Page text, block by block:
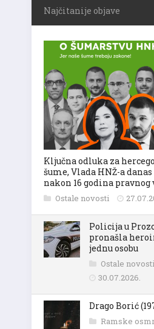
Najčitanije objave
Ključna odluka za
šume, Vlada HNŽ-a
nakon 16 godina pravnog
Ostale novosti
Policija u
pronašla
jednu osobu
Ostale novosti
30.07.2026.
Drago Borić
Ramske